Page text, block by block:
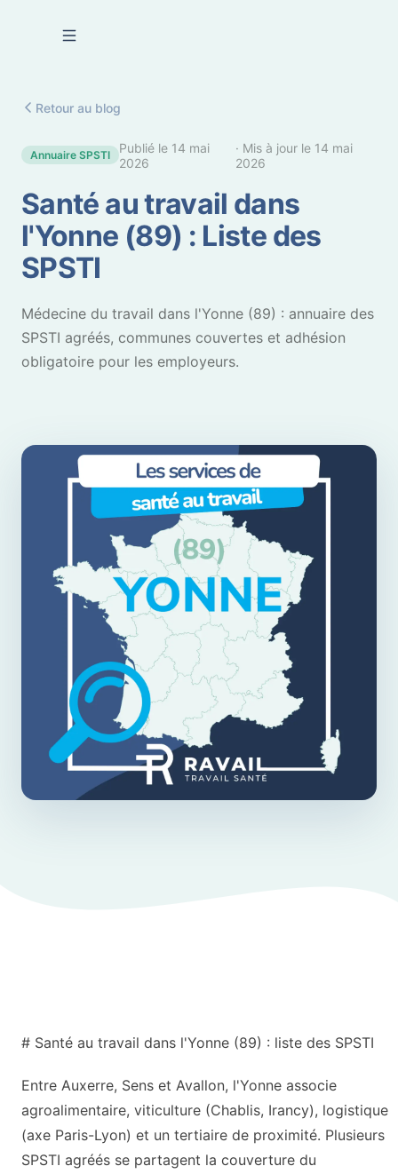
Retour au blog
Annuaire SPSTI Publié le 14 mai
2026
· Mis à jour le 14 mai
2026
Santé au travail dans
l'Yonne (89) : Liste des
SPSTI
Médecine du travail dans l'Yonne (89) : annuaire des
SPSTI agréés, communes couvertes et adhésion
obligatoire pour les employeurs.
# Santé au travail dans l'Yonne (89) : liste des SPSTI
Entre Auxerre, Sens et Avallon, l'Yonne associe
agroalimentaire, viticulture (Chablis, Irancy), logistique
(axe Paris-Lyon) et un tertiaire de proximité. Plusieurs
SPSTI agréés se partagent la couverture du